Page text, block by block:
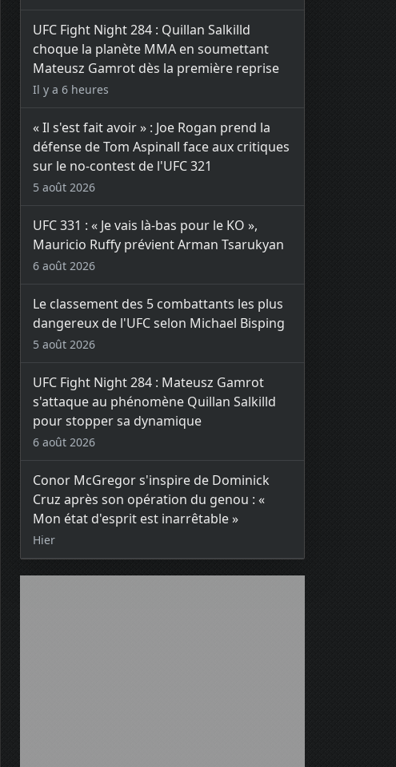
UFC Fight Night 284 : Quillan Salkilld
choque la planète MMA en soumettant
Mateusz Gamrot dès la première reprise
Il y a 6 heures
« Il s'est fait avoir » : Joe Rogan prend la
défense de Tom Aspinall face aux critiques
sur le no-contest de l'UFC 321
5 août 2026
UFC 331 : « Je vais là-bas pour le KO »,
Mauricio Ruffy prévient Arman Tsarukyan
6 août 2026
Le classement des 5 combattants les plus
dangereux de l'UFC selon Michael Bisping
5 août 2026
UFC Fight Night 284 : Mateusz Gamrot
s'attaque au phénomène Quillan Salkilld
pour stopper sa dynamique
6 août 2026
Conor McGregor s'inspire de Dominick
Cruz après son opération du genou : «
Mon état d'esprit est inarrêtable »
Hier